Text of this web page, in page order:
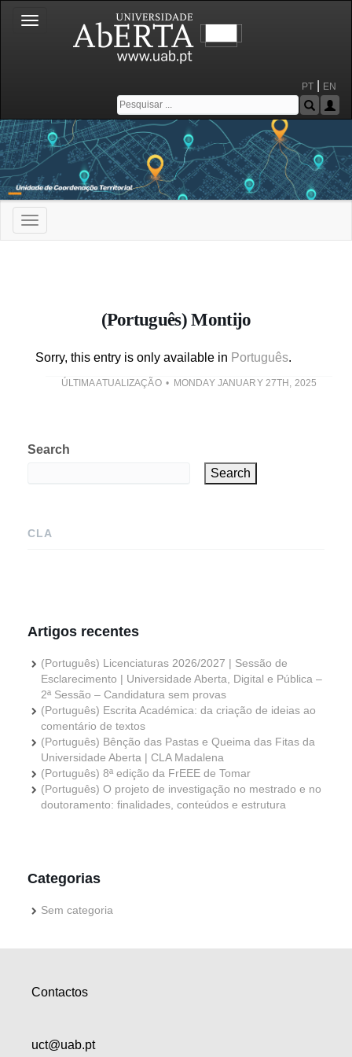
Toggle
navigation
PT EN
Toggle
navigation
(Português) Montijo
Sorry, this entry is only available in Português.
ÚLTIMA ATUALIZAÇÃO MONDAY JANUARY 27TH, 2025
Search
Search
CLA
Artigos recentes
(Português) Licenciaturas 2026/2027 | Sessão de
Esclarecimento | Universidade Aberta, Digital e Pública –
2ª Sessão – Candidatura sem provas
(Português) Escrita Académica: da criação de ideias ao
comentário de textos
(Português) Bênção das Pastas e Queima das Fitas da
Universidade Aberta | CLA Madalena
(Português) 8ª edição da FrEEE de Tomar
(Português) O projeto de investigação no mestrado e no
doutoramento: finalidades, conteúdos e estrutura
Categorias
Sem categoria
Contactos
uct@uab.pt